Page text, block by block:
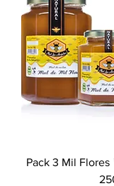
Pack 3 Mil